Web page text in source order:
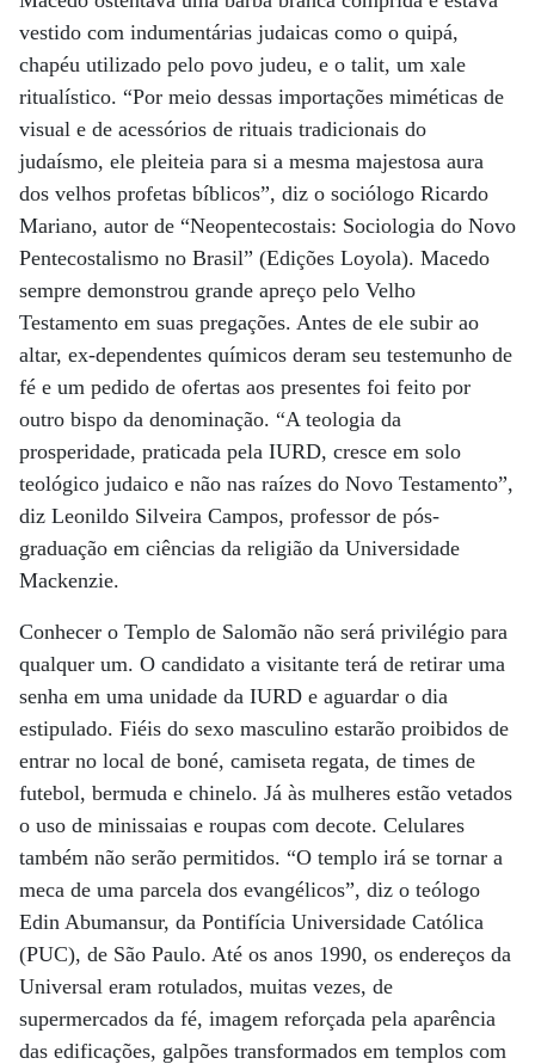
vestido com indumentárias judaicas como o quipá,
chapéu utilizado pelo povo judeu, e o talit, um xale
ritualístico. “Por meio dessas importações miméticas de
visual e de acessórios de rituais tradicionais do
judaísmo, ele pleiteia para si a mesma majestosa aura
dos velhos profetas bíblicos”, diz o sociólogo Ricardo
Mariano, autor de “Neopentecostais: Sociologia do Novo
Pentecostalismo no Brasil” (Edições Loyola). Macedo
sempre demonstrou grande apreço pelo Velho
Testamento em suas pregações. Antes de ele subir ao
altar, ex-dependentes químicos deram seu testemunho de
fé e um pedido de ofertas aos presentes foi feito por
outro bispo da denominação. “A teologia da
prosperidade, praticada pela IURD, cresce em solo
teológico judaico e não nas raízes do Novo Testamento”,
diz Leonildo Silveira Campos, professor de pós-
graduação em ciências da religião da Universidade
Mackenzie.
Conhecer o Templo de Salomão não será privilégio para
qualquer um. O candidato a visitante terá de retirar uma
senha em uma unidade da IURD e aguardar o dia
estipulado. Fiéis do sexo masculino estarão proibidos de
entrar no local de boné, camiseta regata, de times de
futebol, bermuda e chinelo. Já às mulheres estão vetados
o uso de minissaias e roupas com decote. Celulares
também não serão permitidos. “O templo irá se tornar a
meca de uma parcela dos evangélicos”, diz o teólogo
Edin Abumansur, da Pontifícia Universidade Católica
(PUC), de São Paulo. Até os anos 1990, os endereços da
Universal eram rotulados, muitas vezes, de
supermercados da fé, imagem reforçada pela aparência
das edificações, galpões transformados em templos com